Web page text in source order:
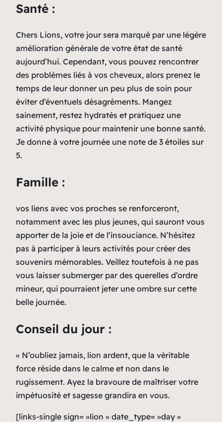
Santé :
Chers Lions, votre jour sera marqué par une légère
amélioration générale de votre état de santé
aujourd’hui. Cependant, vous pouvez rencontrer
des problèmes liés à vos cheveux, alors prenez le
temps de leur donner un peu plus de soin pour
éviter d’éventuels désagréments. Mangez
sainement, restez hydratés et pratiquez une
activité physique pour maintenir une bonne santé.
Je donne à votre journée une note de 3 étoiles sur
5.
Famille :
vos liens avec vos proches se renforceront,
notamment avec les plus jeunes, qui sauront vous
apporter de la joie et de l’insouciance. N’hésitez
pas à participer à leurs activités pour créer des
souvenirs mémorables. Veillez toutefois à ne pas
vous laisser submerger par des querelles d’ordre
mineur, qui pourraient jeter une ombre sur cette
belle journée.
Conseil du jour :
« N’oubliez jamais, lion ardent, que la véritable
force réside dans le calme et non dans le
rugissement. Ayez la bravoure de maîtriser votre
impétuosité et sagesse grandira en vous.
[links-single sign= »lion » date_type= »day »